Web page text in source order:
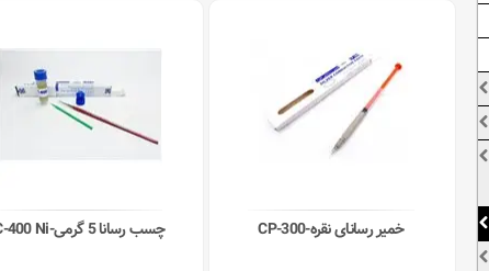
خمیر رسانای نقره-CP-300 چسب رسانا 5 گرمی-C-400 Ni